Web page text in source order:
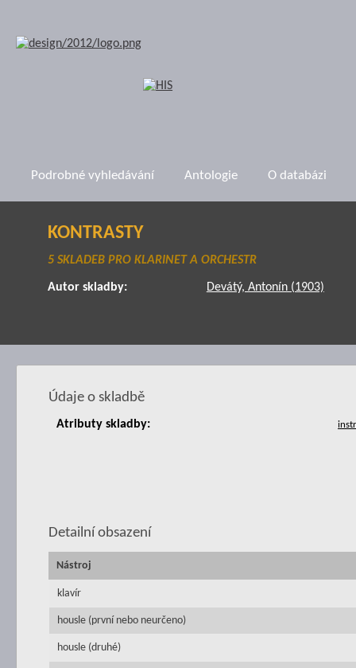
Podrobné vyhledávání Antologie O databázi
KONTRASTY
5 SKLADEB PRO KLARINET A ORCHESTR
Autor skladby: Devátý, Antonín (1903)
Údaje o skladbě
Atributy skladby:
Detailní obsazení
Nástroj
klavír
housle (první nebo neurčeno)
housle (druhé)